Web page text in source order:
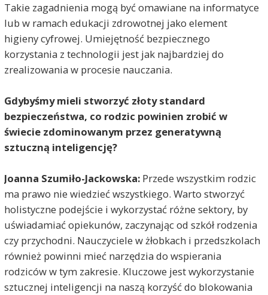
Takie zagadnienia mogą być omawiane na informatyce
lub w ramach edukacji zdrowotnej jako element
higieny cyfrowej. Umiejętność bezpiecznego
korzystania z technologii jest jak najbardziej do
zrealizowania w procesie nauczania.
Gdybyśmy mieli stworzyć złoty standard
bezpieczeństwa, co rodzic powinien zrobić w
świecie zdominowanym przez generatywną
sztuczną inteligencję?
Joanna Szumiło-Jackowska: Przede wszystkim rodzic
ma prawo nie wiedzieć wszystkiego. Warto stworzyć
holistyczne podejście i wykorzystać różne sektory, by
uświadamiać opiekunów, zaczynając od szkół rodzenia
czy przychodni. Nauczyciele w żłobkach i przedszkolach
również powinni mieć narzędzia do wspierania
rodziców w tym zakresie. Kluczowe jest wykorzystanie
sztucznej inteligencji na naszą korzyść do blokowania